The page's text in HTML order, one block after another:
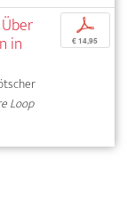
in
Loop
p
€ 14,95